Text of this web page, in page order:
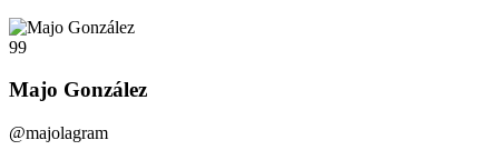
99
Majo González
@majolagram